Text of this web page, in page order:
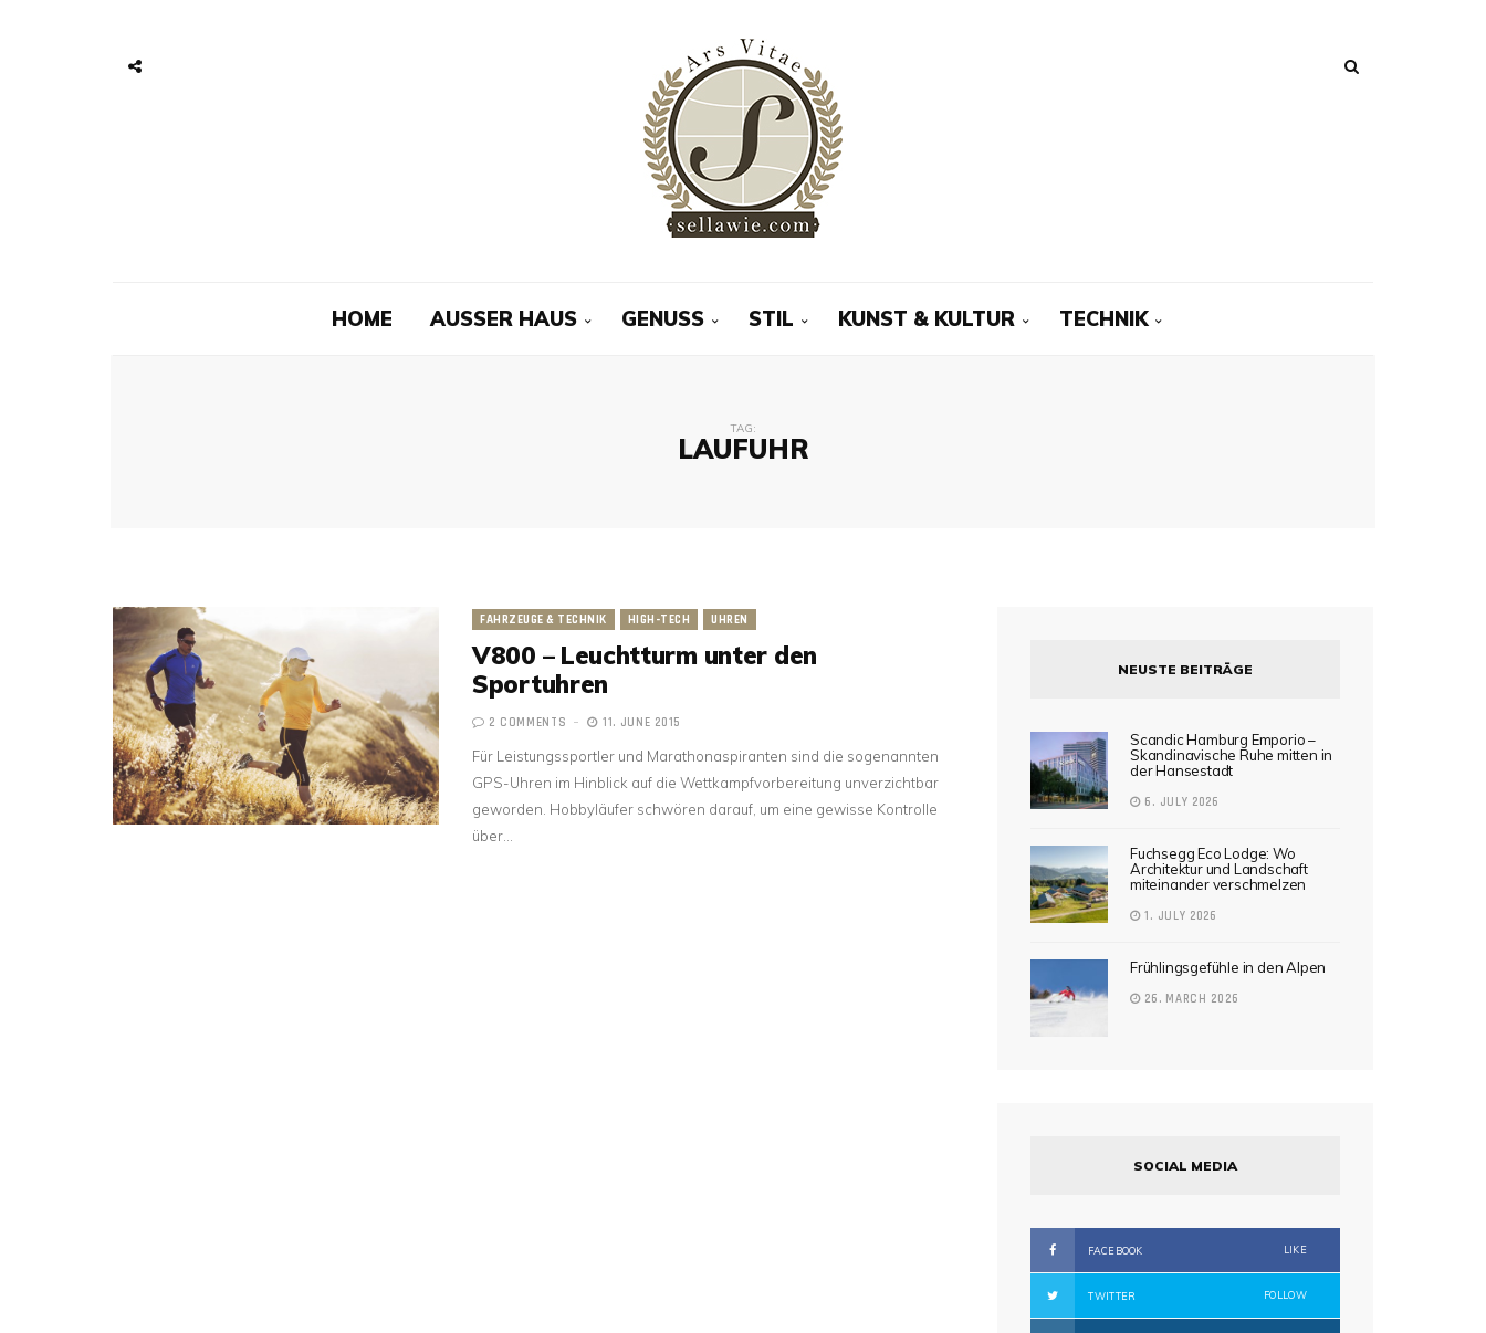
HOME AUSSER HAUS GENUSS STIL KUNST & KULTUR TECHNIK
TAG:
LAUFUHR
FAHRZEUGE & TECHNIK HIGH-TECH UHREN
V800 – Leuchtturm unter den
Sportuhren
2 COMMENTS 11. JUNE 2015
Für Leistungssportler und Marathonaspiranten sind die sogenannten
GPS-Uhren im Hinblick auf die Wettkampfvorbereitung unverzichtbar
geworden. Hobbyläufer schwören darauf, um eine gewisse Kontrolle
über…
NEUSTE BEITRÄGE
Scandic Hamburg Emporio –
Skandinavische Ruhe mitten in
der Hansestadt
6. JULY 2026
Fuchsegg Eco Lodge: Wo
Architektur und Landschaft
miteinander verschmelzen
1. JULY 2026
Frühlingsgefühle in den Alpen
26. MARCH 2026
SOCIAL MEDIA
FACEBOOK LIKE
TWITTER FOLLOW